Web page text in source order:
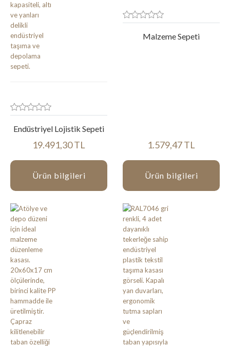
Endüstriyel Lojistik Sepeti
19.491,30 TL
Ürün bilgileri
Malzeme Sepeti
1.579,47 TL
Ürün bilgileri